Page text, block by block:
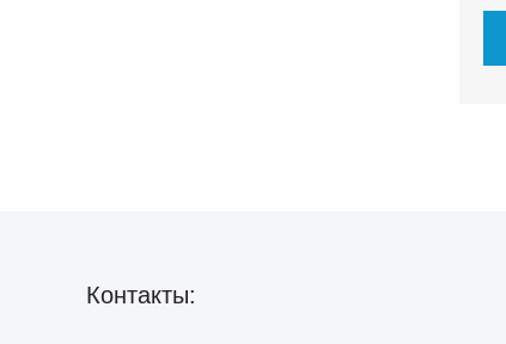
Контакты: